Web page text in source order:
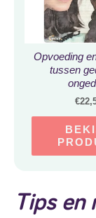
Opvoeding
tussen
€
Tips en